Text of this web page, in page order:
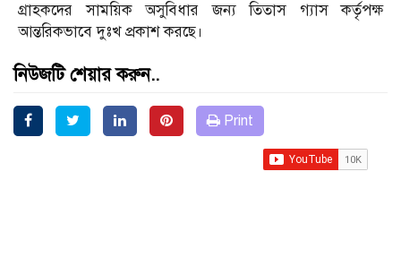
গ্রাহকদের সাময়িক অসুবিধার জন্য তিতাস গ্যাস কর্তৃপক্ষ
আন্তরিকভাবে দুঃখ প্রকাশ করছে।
নিউজটি শেয়ার করুন..
Print